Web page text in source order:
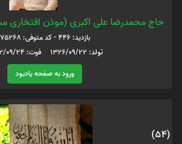
حاج محمدرضا علی اکبری (موذن
بازدید: 446 - کد متوفی: 75268
تولد: 1326/09/22 فوت: 1382/09/24
ورود به صفحه یادبود
(54)